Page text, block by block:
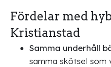
Fördelar med
Kristianstad
Samma underhåll
samma skötsel